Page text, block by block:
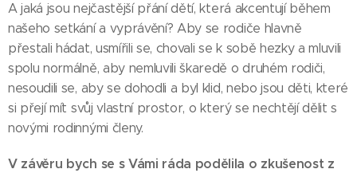
A jaká jsou nejčastější přání dětí, která akcentují během
našeho setkání a vyprávění? Aby se rodiče hlavně
přestali hádat, usmířili se, chovali se k sobě hezky a mluvili
spolu normálně, aby nemluvili škaredě o druhém rodiči,
nesoudili se, aby se dohodli a byl klid, nebo jsou děti, které
si přejí mít svůj vlastní prostor, o který se nechtějí dělit s
novými rodinnými členy.
V závěru bych se s Vámi ráda podělila o zkušenost z